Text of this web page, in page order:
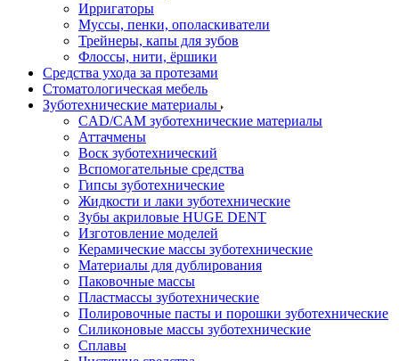
Ирригаторы
Муссы, пенки, ополаскиватели
Трейнеры, капы для зубов
Флоссы, нити, ёршики
Средства ухода за протезами
Стоматологическая мебель
Зуботехнические материалы
CAD/CAM зуботехнические материалы
Аттачмены
Воск зуботехнический
Вспомогательные средства
Гипсы зуботехнические
Жидкости и лаки зуботехнические
Зубы акриловые HUGE DENT
Изготовление моделей
Керамические массы зуботехнические
Материалы для дублирования
Паковочные массы
Пластмассы зуботехнические
Полировочные пасты и порошки зуботехнические
Силиконовые массы зуботехнические
Сплавы